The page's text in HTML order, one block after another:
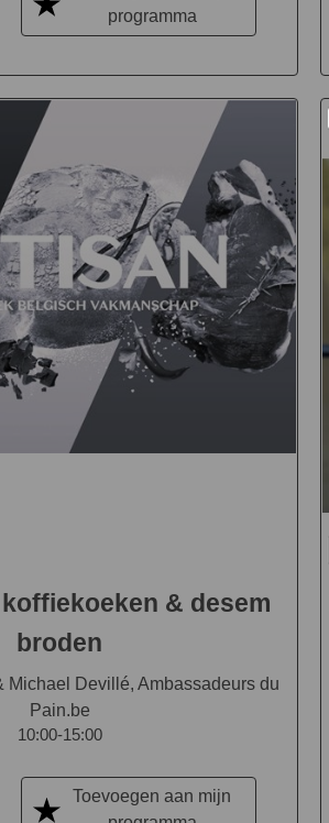
programma
& desem
broden
Michael Devillé, Ambassadeurs du
Pain.be
10:00-15:00
Toevoegen aan mijn